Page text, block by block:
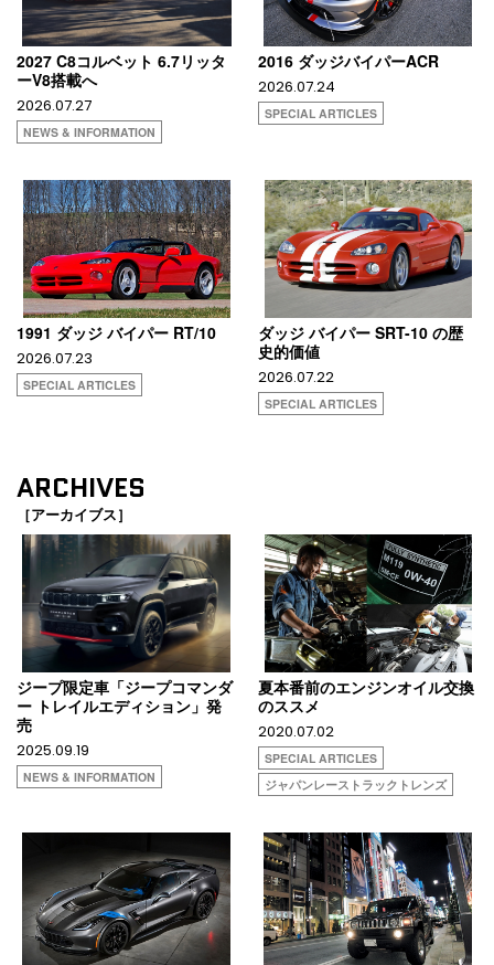
2027 C8コルベット 6.7リッタ
ーV8搭載へ
2026.07.27
NEWS & INFORMATION
2016 ダッジバイパーACR
2026.07.24
SPECIAL ARTICLES
1991 ダッジ バイパー RT/10
2026.07.23
SPECIAL ARTICLES
ダッジ バイパー SRT-10 の歴
史的価値
2026.07.22
SPECIAL ARTICLES
ARCHIVES
［アーカイブス］
ジープ限定車「ジープコマンダ
ー トレイルエディション」発
売
2025.09.19
NEWS & INFORMATION
夏本番前のエンジンオイル交換
のススメ
2020.07.02
SPECIAL ARTICLES
ジャパンレーストラックトレンズ